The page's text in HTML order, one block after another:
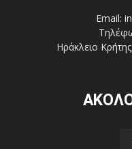
Email:
Ηράκλειο